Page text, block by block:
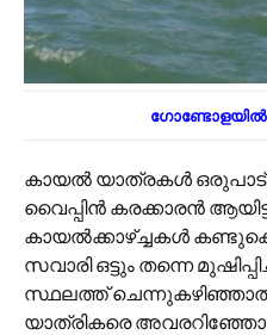
കായൽ യാത്രകൾ ഒരുപാട്
വൈപ്പിൻ കരക്കാരൻ
കായൽക്കാഴ്‌ച്ചകൾ
സവാരി ഒട്ടും തന്നെ
സ്ഥലത്ത്
യാത്രികരെ